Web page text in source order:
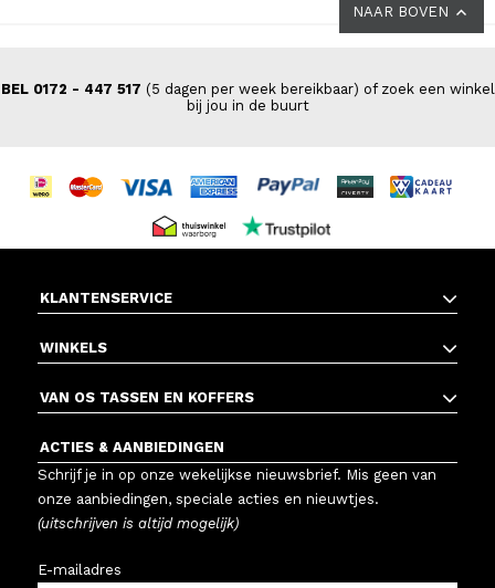
NAAR BOVEN
BEL 0172 - 447 517 (5 dagen per week bereikbaar) of zoek een winkel
bij jou in de buurt
KLANTENSERVICE
WINKELS
VAN OS TASSEN EN KOFFERS
ACTIES & AANBIEDINGEN
Schrijf je in op onze wekelijkse nieuwsbrief. Mis geen van
onze aanbiedingen, speciale acties en nieuwtjes.
(uitschrijven is altijd mogelijk)
E-mailadres